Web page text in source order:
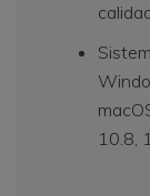
10.8,